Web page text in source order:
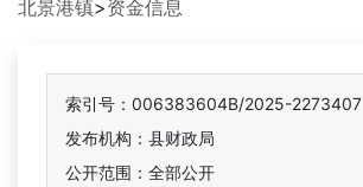
北景港镇>资金信息
索引号：006383604B/2025-2273407
发布机构：县财政局
公开范围：全部公开